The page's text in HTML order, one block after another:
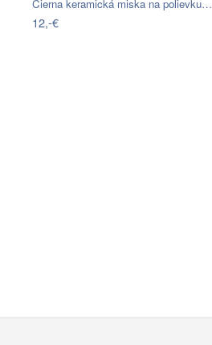
Čierna keramická miska na polievku…
12,-€